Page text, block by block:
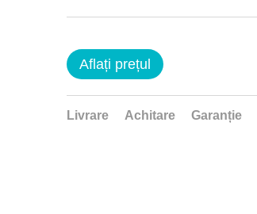
Aflați prețul
Livrare Achitare Garanție